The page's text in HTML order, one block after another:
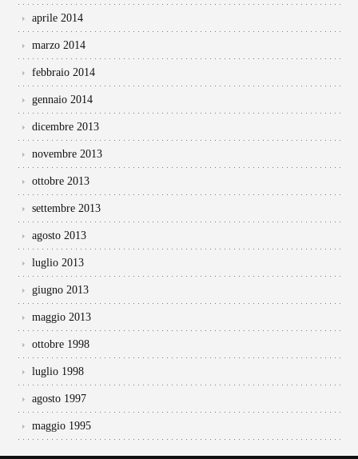
aprile 2014
marzo 2014
febbraio 2014
gennaio 2014
dicembre 2013
novembre 2013
ottobre 2013
settembre 2013
agosto 2013
luglio 2013
giugno 2013
maggio 2013
ottobre 1998
luglio 1998
agosto 1997
maggio 1995